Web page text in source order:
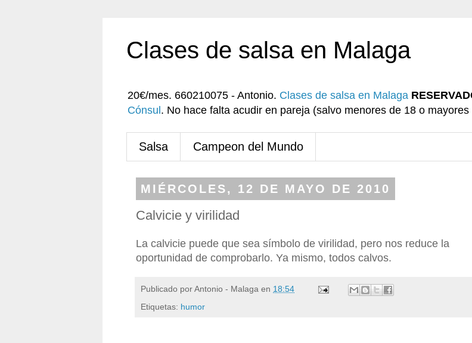
Clases de salsa en Malaga
20€/mes. 660210075 - Antonio. Clases de salsa en Malaga
Cónsul . No hace falta acudir en pareja (salvo menores de 18 o mayores
Salsa Campeon del Mundo
MIÉRCOLES, 12 DE MAYO DE 2010
Calvicie y virilidad
La calvicie puede que sea símbolo de virilidad, pero nos reduce la
oportunidad de comprobarlo. Ya mismo, todos calvos.
Publicado porAntonio - Malaga en 18:54
Etiquetas: humor